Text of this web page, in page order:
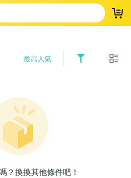
登
最高人氣
？換換其他條件吧！